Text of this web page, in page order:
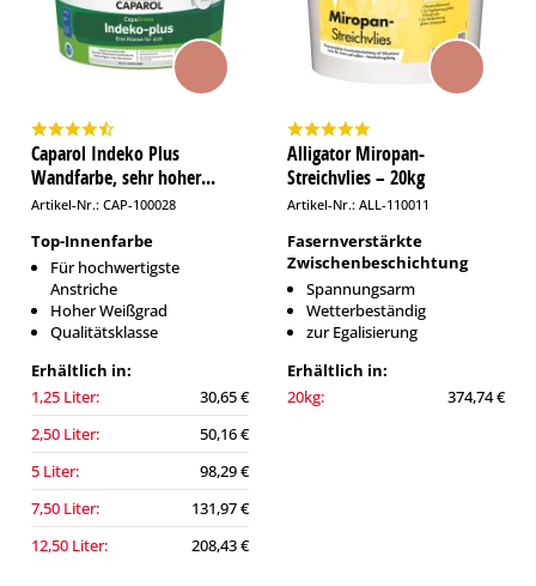
Caparol Indeko Plus
Wandfarbe, sehr hoher...
Artikel-Nr.: CAP-100028
Top-Innenfarbe
Für hochwertigste
Anstriche
Hoher Weißgrad
Qualitätsklasse
Erhältlich in:
1,25 Liter:
30,65 €
2,50 Liter:
50,16 €
5 Liter:
98,29 €
7,50 Liter:
131,97 €
12,50 Liter:
208,43 €
Alligator Miropan-
Streichvlies – 20kg
Artikel-Nr.: ALL-110011
Fasernverstärkte
Zwischenbeschichtung
Spannungsarm
Wetterbeständig
zur Egalisierung
Erhältlich in:
20kg:
374,74 €